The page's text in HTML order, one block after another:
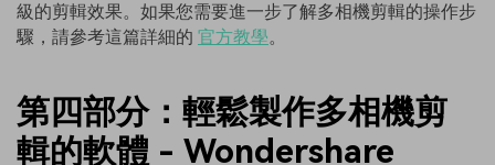
級的剪輯效果。如果您需要進一步了解多相機剪輯的操作步
驟，請參考這篇詳細的 官方教學。
第四部分：輕鬆製作多相機剪
輯的軟體 - Wondershare